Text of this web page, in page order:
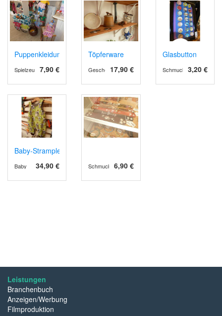
Puppenkleidung
7,90 €
Spielzeug
Töpferware
17,90 €
Geschenk-Ideen
Glasbutton
3,20 €
Schmuck
Baby-Strampler - Koala - Gr 56
34,90 €
Baby 6,90 €
Schmuck
Leistungen
Branchenbuch
Anzeigen/Werbung
Filmproduktion